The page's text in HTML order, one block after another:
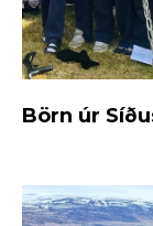
Börn úr